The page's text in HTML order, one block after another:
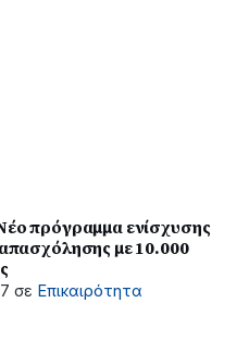
πρόγραμμα ενίσχυσης
απασχόλησης με 10.000
σε Επικαιρότητα